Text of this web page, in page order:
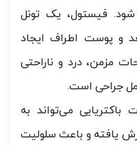
فیستول، یک تونل
و پوست اطراف ایجاد
مزمن، درد و ناراحتی
جراحی است.
باکتریایی می‌تواند به
یافته و باعث سلولیت